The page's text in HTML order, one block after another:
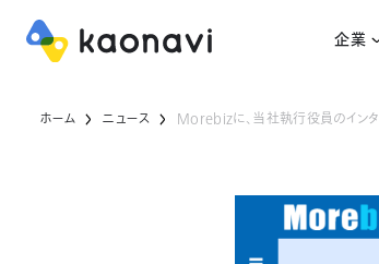
企業
ホーム ニュース Morebizに、当社執行役員のイン